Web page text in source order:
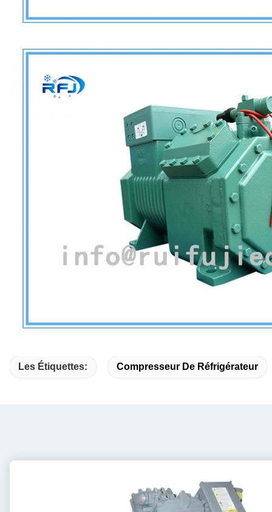
Les Étiquettes: Compresseur De Réfrigérateur